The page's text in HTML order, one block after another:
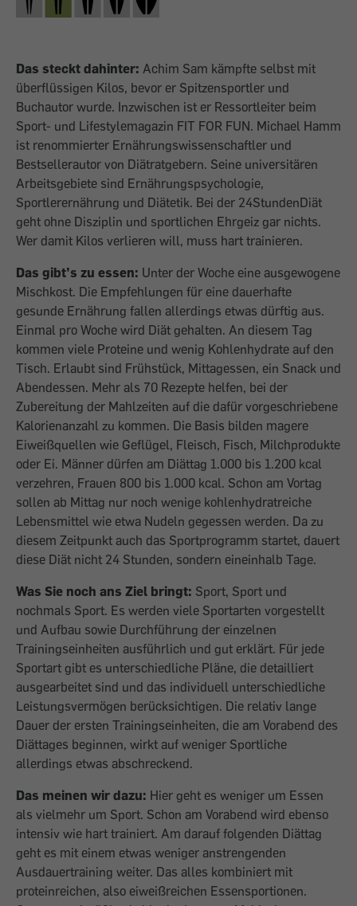
Das steckt dahinter: Achim Sam kämpfte selbst mit
überflüssigen Kilos, bevor er Spitzensportler und
Buchautor wurde. Inzwischen ist er Ressortleiter beim
Sport- und Lifestylemagazin FIT FOR FUN. Michael Hamm
ist renommierter Ernährungswissenschaftler und
Bestsellerautor von Diätratgebern. Seine universitären
Arbeitsgebiete sind Ernährungspsychologie,
Sportlerernährung und Diätetik. Bei der 24StundenDiät
geht ohne Disziplin und sportlichen Ehrgeiz gar nichts.
Wer damit Kilos verlieren will, muss hart trainieren.
Das gibt’s zu essen: Unter der Woche eine ausgewogene
Mischkost. Die Empfehlungen für eine dauerhafte
gesunde Ernährung fallen allerdings etwas dürftig aus.
Einmal pro Woche wird Diät gehalten. An diesem Tag
kommen viele Proteine und wenig Kohlenhydrate auf den
Tisch. Erlaubt sind Frühstück, Mittagessen, ein Snack und
Abendessen. Mehr als 70 Rezepte helfen, bei der
Zubereitung der Mahlzeiten auf die dafür vorgeschriebene
Kalorienanzahl zu kommen. Die Basis bilden magere
Eiweißquellen wie Geflügel, Fleisch, Fisch, Milchprodukte
oder Ei. Männer dürfen am Diättag 1.000 bis 1.200 kcal
verzehren, Frauen 800 bis 1.000 kcal. Schon am Vortag
sollen ab Mittag nur noch wenige kohlenhydratreiche
Lebensmittel wie etwa Nudeln gegessen werden. Da zu
diesem Zeitpunkt auch das Sportprogramm startet, dauert
diese Diät nicht 24 Stunden, sondern eineinhalb Tage.
Was Sie noch ans Ziel bringt: Sport, Sport und
nochmals Sport. Es werden viele Sportarten vorgestellt
und Aufbau sowie Durchführung der einzelnen
Trainingseinheiten ausführlich und gut erklärt. Für jede
Sportart gibt es unterschiedliche Pläne, die detailliert
ausgearbeitet sind und das individuell unterschiedliche
Leistungsvermögen berücksichtigen. Die relativ lange
Dauer der ersten Trainingseinheiten, die am Vorabend des
Diättages beginnen, wirkt auf weniger Sportliche
allerdings etwas abschreckend.
Das meinen wir dazu: Hier geht es weniger um Essen
als vielmehr um Sport. Schon am Vorabend wird ebenso
intensiv wie hart trainiert. Am darauf folgenden Diättag
geht es mit einem etwas weniger anstrengenden
Ausdauertraining weiter. Das alles kombiniert mit
proteinreichen, also eiweißreichen Essensportionen.